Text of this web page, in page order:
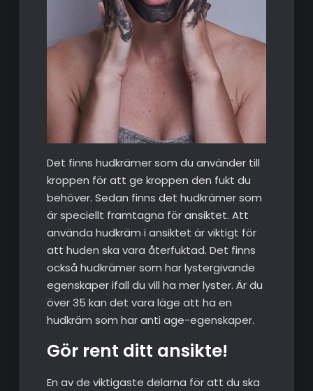
Det finns hudkrämer som du använder till
kroppen för att ge kroppen den fukt du
behöver. Sedan finns det hudkrämer som
är speciellt framtagna för ansiktet. Att
använda hudkräm i ansiktet är viktigt för
att huden ska vara återfuktad. Det finns
också hudkrämer som har lystergivande
egenskaper ifall du vill ha mer lyster. Är du
över 35 kan det vara läge att ha en
hudkräm som har anti age-egenskaper.
Gör rent ditt ansikte!
En av de viktigaste delarna för att du ska